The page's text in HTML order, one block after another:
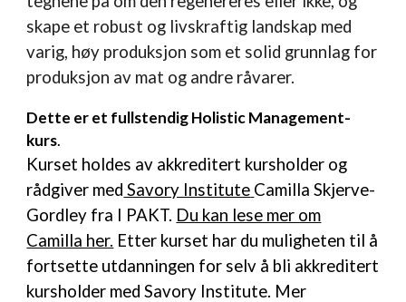
skape et robust og livskraftig landskap med
varig, høy produksjon som et solid grunnlag for
produksjon av mat og andre råvarer.
Dette er et fullstendig Holistic Management-
kurs.
Kurset holdes av akkreditert kursholder og
rådgiver med Savory Institute Camilla Skjerve-
Gordley fra I PAKT. Du kan lese mer om
Camilla her. Etter kurset har du muligheten til å
fortsette utdanningen for selv å bli akkreditert
kursholder med Savory Institute. Mer